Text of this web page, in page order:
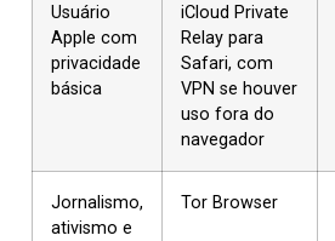
Usuário
Apple com
privacidade
básica
iCloud Private
Relay para
Safari, com
VPN se houver
uso fora do
navegador
Jornalismo,
ativismo e
Tor Browser